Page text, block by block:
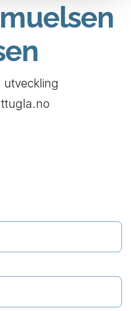
utveckling